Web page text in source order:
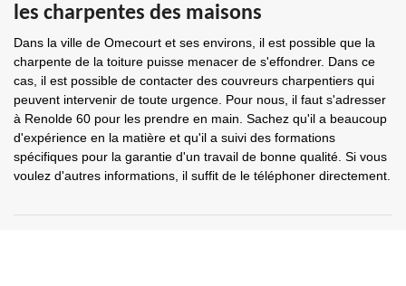
les charpentes des maisons
Dans la ville de Omecourt et ses environs, il est possible que la
charpente de la toiture puisse menacer de s'effondrer. Dans ce
cas, il est possible de contacter des couvreurs charpentiers qui
peuvent intervenir de toute urgence. Pour nous, il faut s'adresser
à Renolde 60 pour les prendre en main. Sachez qu'il a beaucoup
d'expérience en la matière et qu'il a suivi des formations
spécifiques pour la garantie d'un travail de bonne qualité. Si vous
voulez d'autres informations, il suffit de le téléphoner directement.